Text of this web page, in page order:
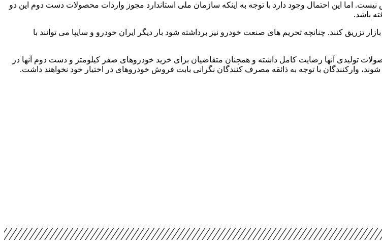
اما این احتمال وجود دارد با توجه به اینکه سازمان ملی استاندارد مجوز واردات محصولات دست دوم این دو
باشد.
تزریق کنند. چنانچه تحریم های صنعت خودرو نیز برداشته شود بار دیگر ایران خودرو و سایپا می توانند با
تولیدی آنها رضایت کامل داشته و همچنان متقاضیان برای خرید خودروهای صفر کیلومتر و دست دوم آنها در
وارکنندگان با توجه به ذائقه مصرف کنندگان نگرانی بابت فروش خودروهای در اختیار خود نخواهند داشت.